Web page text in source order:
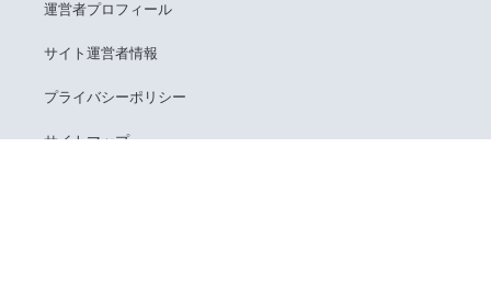
運営者プロフィール
サイト運営者情報
プライバシーポリシー
サイトマップ